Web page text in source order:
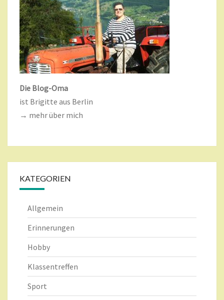
Die Blog-Oma
ist Brigitte aus Berlin
→ mehr über mich
KATEGORIEN
Allgemein
Erinnerungen
Hobby
Klassentreffen
Sport